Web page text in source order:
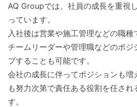
AQ Groupでは、社員の成長を重視
っています。
入社後は営業や施工管理などの職種
チームリーダーや管理職などのポジ
プすることも可能です。
会社の成長に伴ってポジションも増
も努力次第で責任ある役割を任され
す。